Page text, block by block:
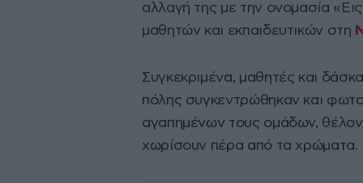
αλλαγή της με την ονομασία
μαθητών και εκπαιδευτικών στη
Συγκεκριμένα, μαθητές και
πόλης συγκεντρώθηκαν και
αγαπημένων τους ομάδων,
χωρίσουν πέρα από τα χρώματα.